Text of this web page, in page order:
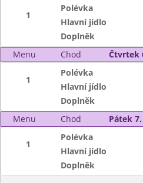
1
Polévka
Hlavní jídlo
Doplněk
Menu
Chod Čtvrtek
1
Polévka
Hlavní jídlo
Doplněk
Menu
Chod Pátek
1
Polévka
Hlavní jídlo
Doplněk